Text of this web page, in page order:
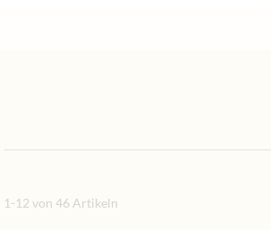
1 -12 von46 Artikeln